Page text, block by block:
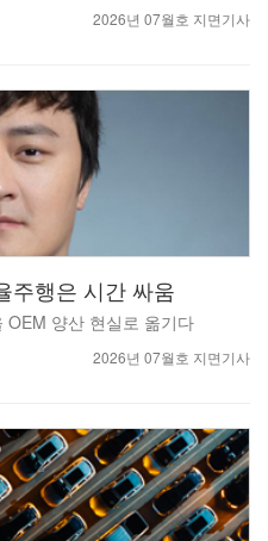
2026년 07월호 지면기사
주행은 시간 싸움
양산 현실로 옮기다
2026년 07월호 지면기사